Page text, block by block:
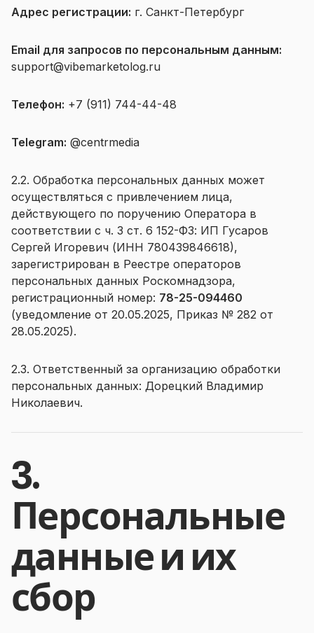
Адрес регистрации: г. Санкт-Петербург
Email для запросов по персональным данным:
support@vibemarketolog.ru
Телефон: +7 (911) 744-44-48
Telegram: @centrmedia
2.2. Обработка персональных данных может
осуществляться с привлечением лица,
действующего по поручению Оператора в
соответствии с ч. 3 ст. 6 152-ФЗ: ИП Гусаров
Сергей Игоревич (ИНН 780439846618),
зарегистрирован в Реестре операторов
персональных данных Роскомнадзора,
регистрационный номер: 78-25-094460
(уведомление от 20.05.2025, Приказ № 282 от
28.05.2025).
2.3. Ответственный за организацию обработки
персональных данных: Дорецкий Владимир
Николаевич.
3.
Персональные
данные и их
сбор